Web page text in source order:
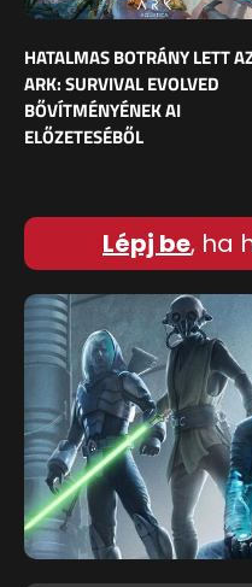
HATALMAS BOTRÁNY LETT
ARK: SURVIVAL EVOLVED
BŐVÍTMÉNYÉNEK AI
ELŐZETESÉBŐL
Lépj be, ha